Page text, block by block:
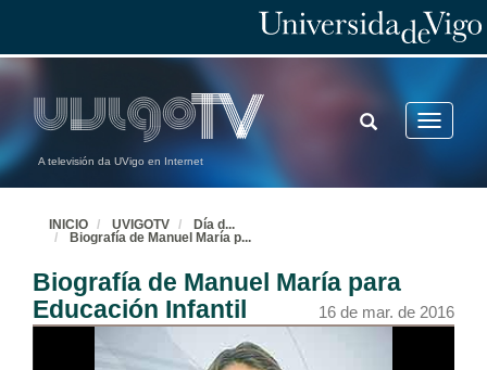
A televisión da UVigo en Internet
Toggle
TOGGLE
SEARCH
INICIO UVIGOTV Día d...
Biografía de Manuel María p...
Biografía de Manuel María para
Educación Infantil
16 de mar. de 2016